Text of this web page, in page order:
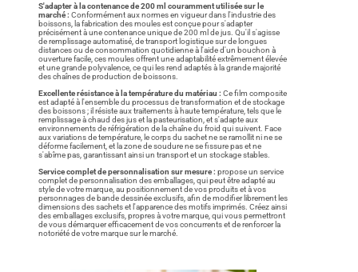
S'adapter à la contenance de 200 ml couramment utilisée sur le
marché : Conformément aux normes en vigueur dans l'industrie des
boissons, la fabrication des moules est conçue pour s'adapter
précisément à une contenance unique de 200 ml de jus. Qu'il s'agisse
de remplissage automatisé, de transport logistique sur de longues
distances ou de consommation quotidienne à l'aide d'un bouchon à
ouverture facile, ces moules offrent une adaptabilité extrêmement élevée
et une grande polyvalence, ce qui les rend adaptés à la grande majorité
des chaînes de production de boissons.
Excellente résistance à la température du matériau : Ce film composite
est adapté à l'ensemble du processus de transformation et de stockage
des boissons ; il résiste aux traitements à haute température, tels que le
remplissage à chaud des jus et la pasteurisation, et s'adapte aux
environnements de réfrigération de la chaîne du froid qui suivent. Face
aux variations de température, le corps du sachet ne se ramollit ni ne se
déforme facilement, et la zone de soudure ne se fissure pas et ne
s'abîme pas, garantissant ainsi un transport et un stockage stables.
Service complet de personnalisation sur mesure : propose un service
complet de personnalisation des emballages, qui peut être adapté au
style de votre marque, au positionnement de vos produits et à vos
personnages de bande dessinée exclusifs, afin de modifier librement les
dimensions des sachets et l'apparence des motifs imprimés. Créez ainsi
des emballages exclusifs, propres à votre marque, qui vous permettront
de vous démarquer efficacement de vos concurrents et de renforcer la
notoriété de votre marque sur le marché.